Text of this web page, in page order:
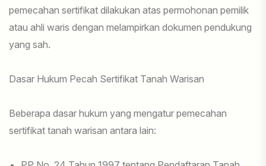
pemecahan sertifikat dilakukan atas permohonan pemilik
atau ahli waris dengan melampirkan dokumen pendukung
yang sah.
Dasar Hukum Pecah Sertifikat Tanah Warisan
Beberapa dasar hukum yang mengatur pemecahan
sertifikat tanah warisan antara lain: